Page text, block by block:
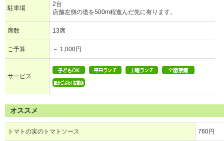
駐車場
2台
店舗左側の道を500m程進んだ先に有ります。
席数 13席
ご予算 ～ 1,000円
サービス
オススメ
トマトの実のトマトソース 760円